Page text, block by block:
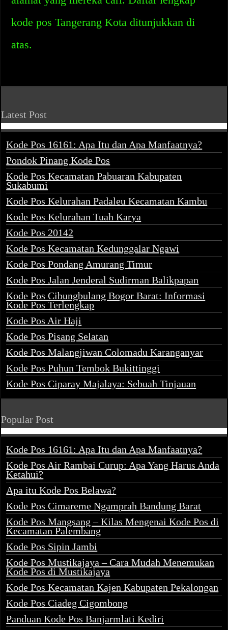
kode pos Tangerang Kota ditunjukkan di
atas.
Latest Post
Kode Pos 16161: Apa Itu dan Apa Manfaatnya?
Pondok Pinang Kode Pos
Kode Pos Kecamatan Pabuaran Kabupaten
Sukabumi
Kode Pos Kelurahan Padaleu Kecamatan Kambu
Kode Pos Kelurahan Tuah Karya
Kode Pos 20142
Kode Pos Kecamatan Kedunggalar Ngawi
Kode Pos Pondang Amurang Timur
Kode Pos Jalan Jenderal Sudirman Balikpapan
Kode Pos Cibungbulang Bogor Barat: Informasi
Kode Pos Terlengkap
Kode Pos Air Haji
Kode Pos Pisang Selatan
Kode Pos Malangjiwan Colomadu Karanganyar
Kode Pos Puhun Tembok Bukittinggi
Kode Pos Ciparay Majalaya: Sebuah Tinjauan
Popular Post
Kode Pos 16161: Apa Itu dan Apa Manfaatnya?
Kode Pos Air Rambai Curup: Apa Yang Harus Anda
Ketahui?
Apa itu Kode Pos Belawa?
Kode Pos Cimareme Ngamprah Bandung Barat
Kode Pos Mangsang – Kilas Mengenai Kode Pos di
Kecamatan Palembang
Kode Pos Sipin Jambi
Kode Pos Mustikajaya – Cara Mudah Menemukan
Kode Pos di Mustikajaya
Kode Pos Kecamatan Kajen Kabupaten Pekalongan
Kode Pos Ciadeg Cigombong
Panduan Kode Pos Banjarmlati Kediri